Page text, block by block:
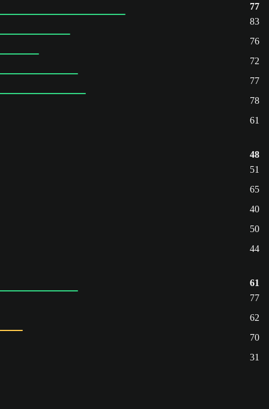
77
83
76
72
77
78
61
48
51
65
40
50
44
61
77
62
70
31